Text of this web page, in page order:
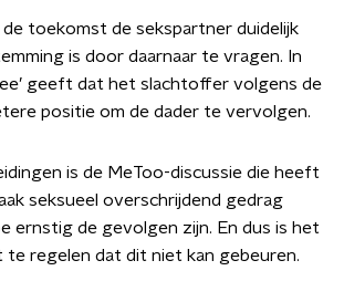
de toekomst de sekspartner duidelijk
is door daarnaar te vragen. In
geeft dat het slachtoffer volgens de
positie om de dader te vervolgen.
is de MeToo-discussie die heeft
seksueel overschrijdend gedrag
ernstig de gevolgen zijn. En dus is het
te regelen dat dit niet kan gebeuren.